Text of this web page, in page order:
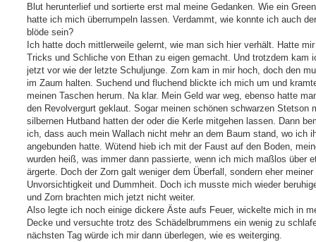
Blut herunterlief und sortierte erst mal meine Gedanken. Wie ein
hatte ich mich überrumpeln lassen. Verdammt, wie konnte ich auch
blöde sein?
Ich hatte doch mittlerweile gelernt, wie man sich hier verhält. Hatte
Tricks und Schliche von Ethan zu eigen gemacht. Und trotzdem kam
jetzt vor wie der letzte Schuljunge. Zorn kam in mir hoch, doch den
im Zaum halten. Suchend und fluchend blickte ich mich um und
meinen Taschen herum. Na klar. Mein Geld war weg, ebenso hatte
den Revolvergurt geklaut. Sogar meinen schönen schwarzen Stetson
silbernen Hutband hatten der oder die Kerle mitgehen lassen. Dann
ich, dass auch mein Wallach nicht mehr an dem Baum stand, wo ich
angebunden hatte. Wütend hieb ich mit der Faust auf den Boden,
wurden heiß, was immer dann passierte, wenn ich mich maßlos über
ärgerte. Doch der Zorn galt weniger dem Überfall, sondern eher meiner
Unvorsichtigkeit und Dummheit. Doch ich musste mich wieder
und Zorn brachten mich jetzt nicht weiter.
Also legte ich noch einige dickere Äste aufs Feuer, wickelte mich in
Decke und versuchte trotz des Schädelbrummens ein wenig zu
nächsten Tag würde ich mir dann überlegen, wie es weiterging.